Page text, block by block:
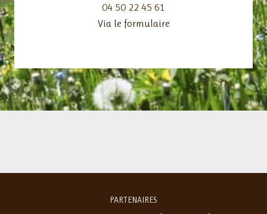
04 50 22 45 61
Via le formulaire
PARTENAIRES